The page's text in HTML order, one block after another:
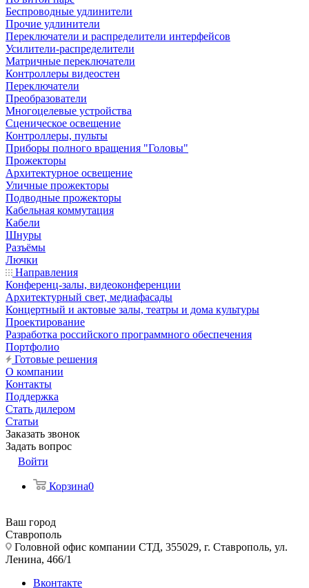
Беспроводные удлинители
Прочие удлинители
Переключатели и распределители интерфейсов
Усилители-распределители
Матричные переключатели
Контроллеры видеостен
Переключатели
Преобразователи
Многоцелевые устройства
Сценическое освещение
Контроллеры, пульты
Приборы полного вращения "Головы"
Прожекторы
Архитектурное освещение
Уличные прожекторы
Подводные прожекторы
Кабельная коммутация
Кабели
Шнуры
Разъёмы
Лючки
Направления
Конференц-залы, видеоконференции
Архитектурный свет, медиафасады
Концертный и актовые залы, театры и дома культуры
Проектирование
Разработка российского программного обеспечения
Портфолио
Готовые решения
О компании
Контакты
Поддержка
Стать дилером
Статьи
Заказать звонок
Задать вопрос
Войти
Корзина0
Ваш город
Ставрополь
Головной офис компании СТД, 355029, г. Ставрополь, ул.
Ленина, 466/1
Вконтакте